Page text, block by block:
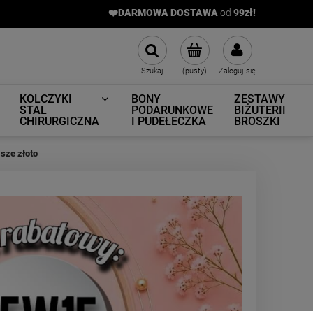
❤️DARMOWA DOSTAWA od 99zł!
(pusty) Zaloguj się
Szukaj
KOLCZYKI
STAL
CHIRURGICZNA
BONY
PODARUNKOWE
I PUDEŁECZKA
ZESTAWY
BIŻUTERII
BROSZKI
złoto